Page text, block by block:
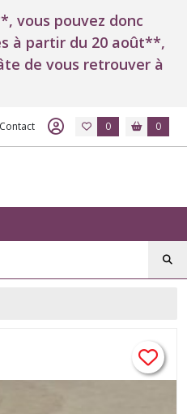
vous pouvez donc
à partir du 20 août**,
de vous retrouver à
Contact 0 0